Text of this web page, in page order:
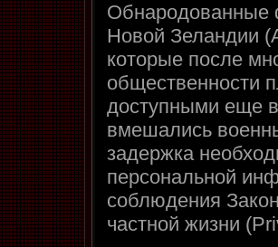
Обнародованные
Новой Зеландии
которые после
общественности
доступными еще
вмешались
задержка
персональной
соблюдения
частной жизни